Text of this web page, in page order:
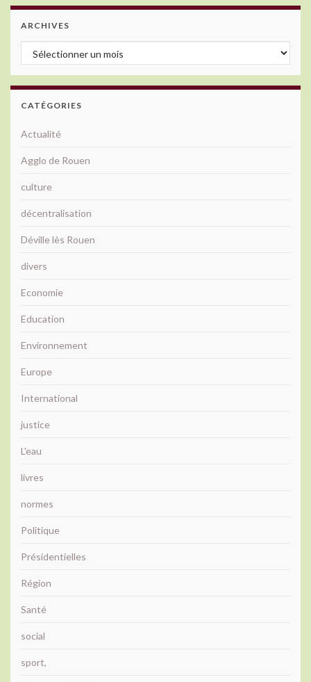
ARCHIVES
Archives
CATÉGORIES
Actualité
Agglo de Rouen
culture
décentralisation
Déville lès Rouen
divers
Economie
Education
Environnement
Europe
International
justice
L'eau
livres
normes
Politique
Présidentielles
Région
Santé
social
sport,